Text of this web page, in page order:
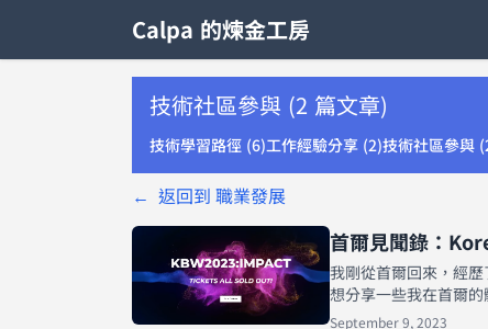
Calpa 的煉金工房
技術社區參與 (2 篇文章)
技術學習路徑 (6)工作經驗分享 (2)技術社區參與
← 返回到 職業發展
首爾見聞錄：
我剛從首爾回來，經
想分享一些我在首爾的
September 9, 2023